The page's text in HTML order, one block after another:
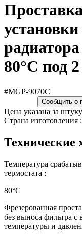
80°C под
#MGP-9070C
Сообщить о
Цена указана за штуку
Страна изготовления
Технические
Температура
термостата :
80°C
Фрезерованная
без выноса фильтра с
температуры и